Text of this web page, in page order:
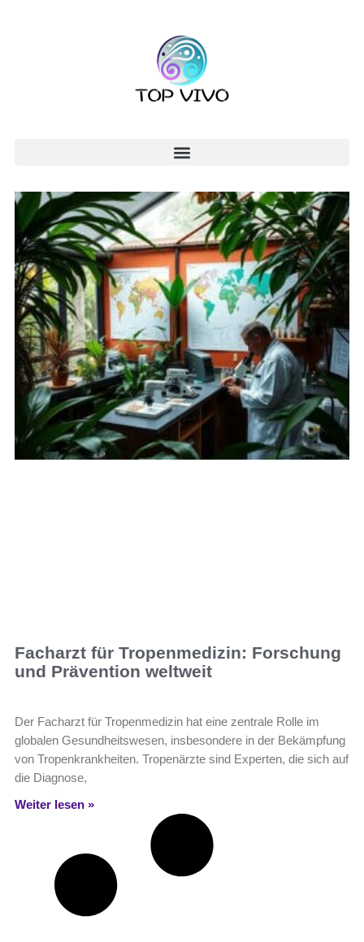
Facharzt für Tropenmedizin: Forschung
und Prävention weltweit
Der Facharzt für Tropenmedizin hat eine zentrale Rolle im
globalen Gesundheitswesen, insbesondere in der Bekämpfung
von Tropenkrankheiten. Tropenärzte sind Experten, die sich auf
die Diagnose,
Weiter lesen »